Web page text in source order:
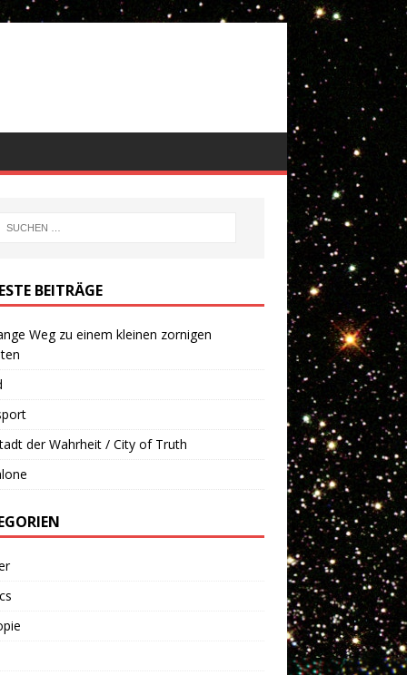
BEITRÄGE
Weg zu einem kleinen zornigen
der Wahrheit / City of Truth